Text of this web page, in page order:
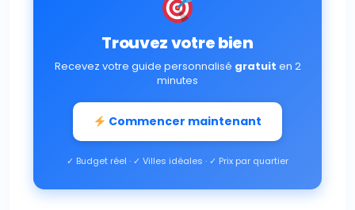
Trouvez votre bien
Recevez votre guide personnalisé gratuit en 2
minutes
Commencer maintenant
✓ Budget réel · ✓ Villes idéales · ✓ Prix par quartier